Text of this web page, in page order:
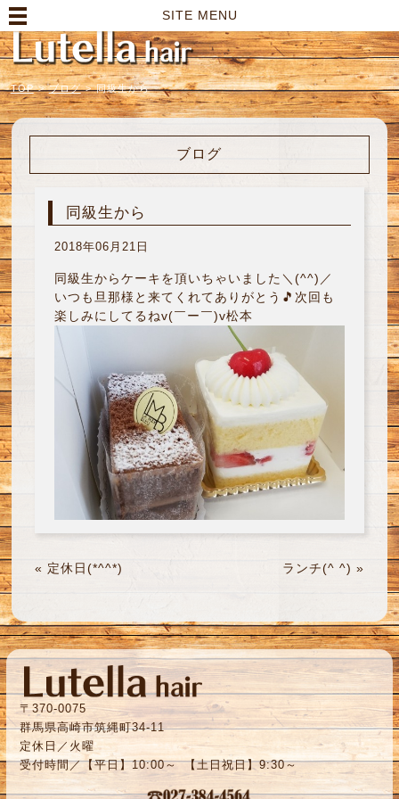
SITE MENU
TOP > ブログ > 同級生から
ブログ
同級生から
2018年06月21日
同級生からケーキを頂いちゃいました＼(^^)／
いつも旦那様と来てくれてありがとう🎵次回も
楽しみにしてるねv(￣ー￣)v松本
« 定休日(*^^*) ランチ(^ ^) »
〒370-0075
群馬県高崎市筑縄町34-11
定休日／火曜
受付時間／【平日】10:00～ 【土日祝日】9:30～